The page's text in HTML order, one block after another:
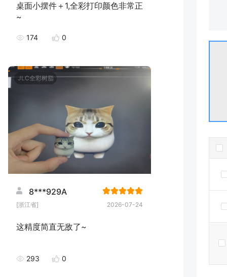
桌面小摆件＋1,全彩打印颜色非常正
~
174 0
JLC全彩树脂
8***929A
[浙江省] 2026-07-24
这精度简直无敌了~
293 0